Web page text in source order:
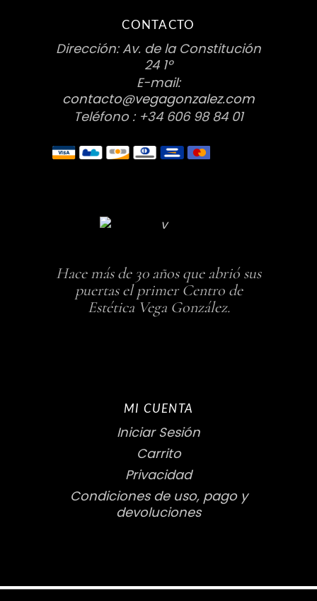
CONTACTO
Dirección: Av. de la Constitución
24 1º
E-mail:
contacto@vegagonzalez.com
Teléfono : +34 606 98 84 01
Hace más de 30 años que abrió sus
puertas el primer Centro de
Estética Vega González.
MI CUENTA
Iniciar Sesión
Carrito
Privacidad
Condiciones de uso, pago y
devoluciones